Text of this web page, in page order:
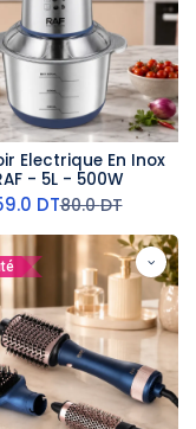
Electrique En Inox
- 5L - 500W
DT80.0DT